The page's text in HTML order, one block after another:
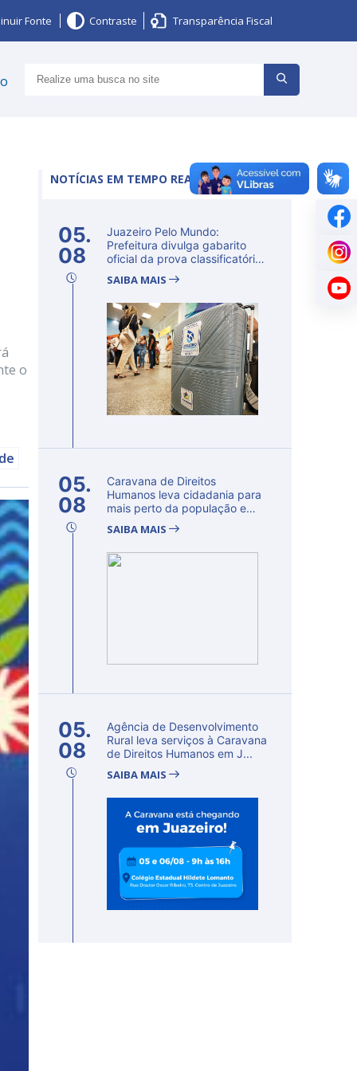
Fonte Contraste Transparência Fiscal
o
NOTÍCIAS EM TEMPO REAL
05.
08
Juazeiro Pelo Mundo:
Prefeitura divulga gabarito
oficial da prova classificatória
SAIBA MAIS
05.
08
Caravana de Direitos
Humanos leva cidadania para
mais perto da população e
SAIBA MAIS
05.
08
Agência de Desenvolvimento
Rural leva serviços à Caravana
de Direitos Humanos em J...
SAIBA MAIS